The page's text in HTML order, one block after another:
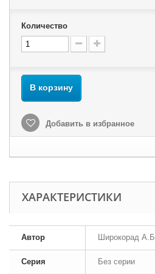
Количество
В корзину
Добавить в избранное
ХАРАКТЕРИСТИКИ
Автор Широкорад А.Б.
Серия Без серии